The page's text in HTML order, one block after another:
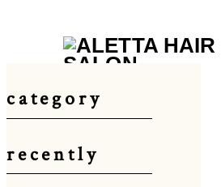
STAFF
CONTACT
category
recently